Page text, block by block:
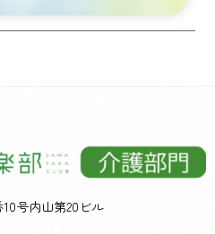
号内山第20ビル